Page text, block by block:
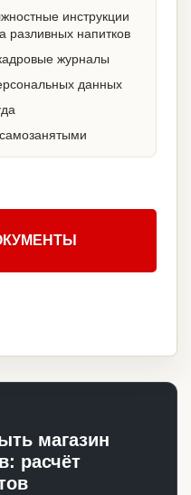
инструкции
разливных напитков
журналы
данных
магазин
расчёт